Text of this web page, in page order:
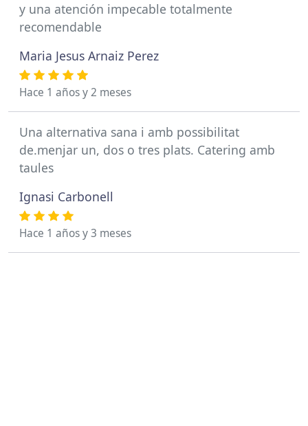
y una atención impecable totalmente
recomendable
Maria Jesus Arnaiz Perez
Hace 1 años y 2 meses
Una alternativa sana i amb possibilitat
de.menjar un, dos o tres plats. Catering amb
taules
Ignasi Carbonell
Hace 1 años y 3 meses